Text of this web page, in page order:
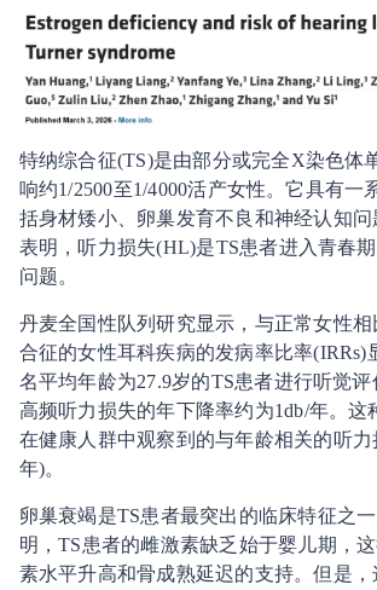
特纳综合征(TS)是由部分或完全X染色体
响约1/2500至1/4000活产女性。它具有一
括身材矮小、卵巢发育不良和神经认知
表明，听力损失(HL)是TS患者进入青春
问题。
丹麦全国性队列研究显示，与正常女性
合征的女性耳科疾病的发病率比率(IRRs)
名平均年龄为27.9岁的TS患者进行听觉评
高频听力损失的年下降率约为1db/年。这
在健康人群中观察到的与年龄相关的听力
年)。
卵巢衰竭是TS患者最突出的临床特征之
明，TS患者的雌激素缺乏始于婴儿期，
素水平升高和骨成熟延迟的支持。但是